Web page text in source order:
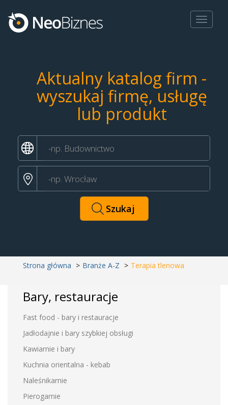
Toggle
Aktualny katalog firm -
wyszukaj firmę, usługę
lub produkt
Strona główna Branże A-Z Terapia tlenowa
Bary, restauracje
Fast food - bary i restauracje
Jadłodajnie i bary szybkiej obsługi
Kawiarnie i bary
Kuchnia orientalna - kebab
Naleśnikarnie
Pierogarnie